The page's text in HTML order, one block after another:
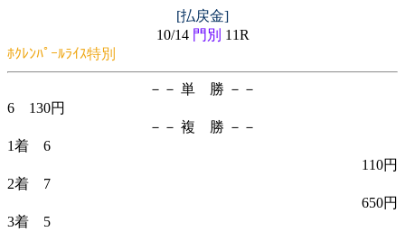
[払戻金]
10/14 門別 11R
ﾎｸﾚﾝﾊﾟｰﾙﾗｲｽ特別
－－ 単 勝 －－
6 130円
－－ 複 勝 －－
1着 6
110円
2着 7
650円
3着 5